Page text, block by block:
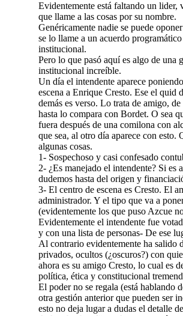
Evidentemente está faltando un lider,
que llame a las cosas por su nombre.
Genéricamente nadie se puede
se lo llame a un acuerdo
institucional.
Pero lo que pasó aquí es algo de una
institucional increíble.
Un día el intendente aparece
escena a Enrique Cresto. Ese el quid
demás es verso. Lo trata de amigo,
hasta lo compara con Bordet. O sea
fuera después de una comilona con
que sea, al otro día aparece con esto.
algunas cosas.
1- Sospechoso y casi confesado
2- ¿Es manejado el intendente? Si es
dudemos hasta del origen y
3- El centro de escena es Cresto. El
administrador. Y el tipo que va a
(evidentemente los que puso Azcue
Evidentemente el intendente fue
y con una lista de personas- De ese
Al contrario evidentemente ha salido
privados, ocultos (¿oscuros?) con
ahora es su amigo Cresto, lo cual es
política, ética y constitucional
El poder no se regala (está hablando
otra gestión anterior que pueden ser
esto no deja lugar a dudas el detalle